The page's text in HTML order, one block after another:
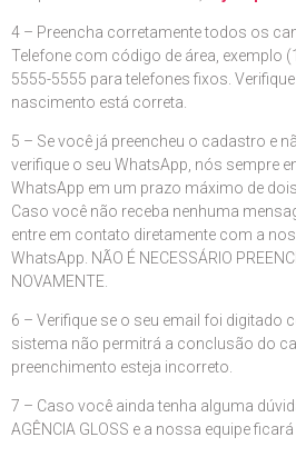
4 – Preencha corretamente todos os
Telefone com código de área, exemplo
5555-5555 para telefones fixos.
nascimento está correta.
5 – Se você já preencheu o cadastro e
verifique o seu WhatsApp, nós sempre
WhatsApp em um prazo máximo de
Caso você não receba nenhuma
entre em contato diretamente com a
WhatsApp. NÃO É NECESSÁRIO
NOVAMENTE.
6 – Verifique se o seu email foi digitado
sistema não permitrá a conclusão do
preenchimento esteja incorreto.
7 – Caso você ainda tenha alguma
AGÊNCIA GLOSS e a nossa equipe